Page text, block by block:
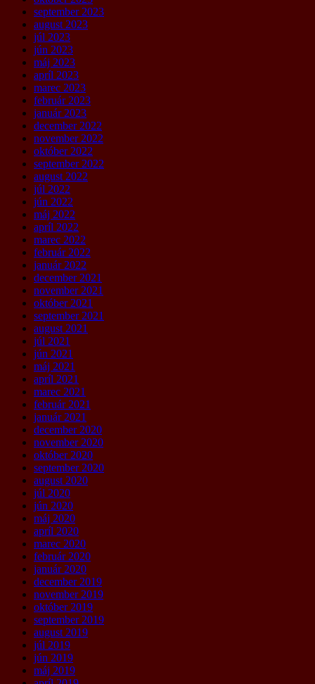
september 2023
august 2023
júl 2023
jún 2023
máj 2023
apríl 2023
marec 2023
február 2023
január 2023
december 2022
november 2022
október 2022
september 2022
august 2022
júl 2022
jún 2022
máj 2022
apríl 2022
marec 2022
február 2022
január 2022
december 2021
november 2021
október 2021
september 2021
august 2021
júl 2021
jún 2021
máj 2021
apríl 2021
marec 2021
február 2021
január 2021
december 2020
november 2020
október 2020
september 2020
august 2020
júl 2020
jún 2020
máj 2020
apríl 2020
marec 2020
február 2020
január 2020
december 2019
november 2019
október 2019
september 2019
august 2019
júl 2019
jún 2019
máj 2019